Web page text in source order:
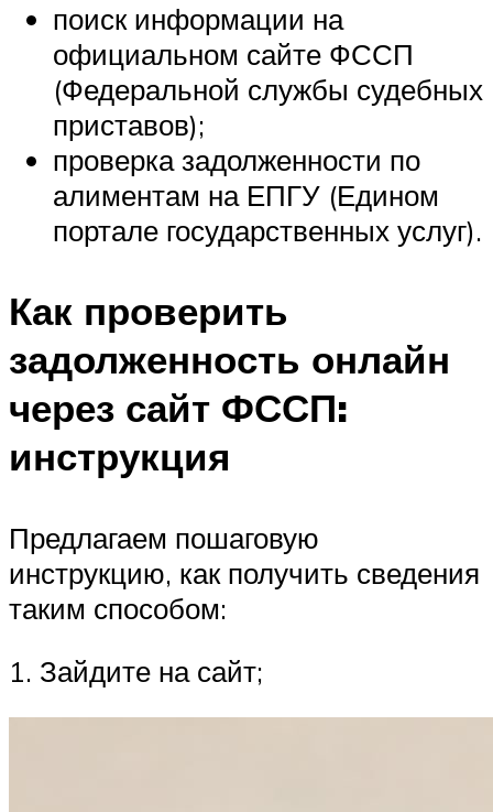
поиск информации на
официальном сайте ФССП
(Федеральной службы судебных
приставов);
проверка задолженности по
алиментам на ЕПГУ (Едином
портале государственных услуг).
Как проверить
задолженность онлайн
через сайт ФССП:
инструкция
Предлагаем пошаговую
инструкцию, как получить сведения
таким способом:
1. Зайдите на сайт;